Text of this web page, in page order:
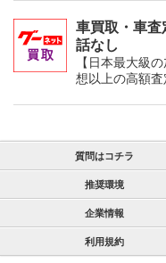
車買取・車
話なし
【日本最大級
想以上の高額査
質問はコチラ
推奨環境
企業情報
利用規約